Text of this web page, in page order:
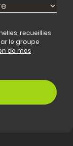
recueillies
le groupe
de mes